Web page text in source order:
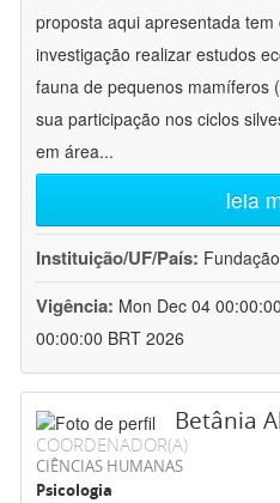
proposta aqui apresentada
investigação realizar estudos
fauna de pequenos mamíferos
sua participação nos ciclos
em área...
leia
Instituição/UF/País:
Vigência: Mon Dec 04
00:00:00 BRT 2026
Betânia
COORDENADOR(A)
CIÊNCIAS HUMANAS
Psicologia